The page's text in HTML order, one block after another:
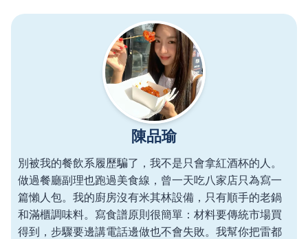
陳品瑜
別被我的餐飲系履歷騙了，我不是只會拿紅酒杯的人。
做過餐廳副理也跑過美食線，曾一天吃八家店只為寫一
篇懶人包。我的廚房沒有米其林設備，只有順手的老鍋
和滿櫃調味料。寫食譜原則很簡單：材料要傳統市場買
得到，步驟要邊講電話邊做也不會失敗。我幫你把雷都